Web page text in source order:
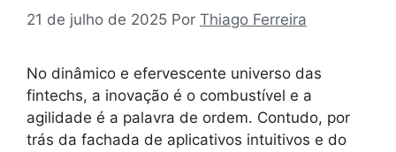
21 de julho de 2025 Por Thiago Ferreira
No dinâmico e efervescente universo das
fintechs, a inovação é o combustível e a
agilidade é a palavra de ordem. Contudo, por
trás da fachada de aplicativos intuitivos e do